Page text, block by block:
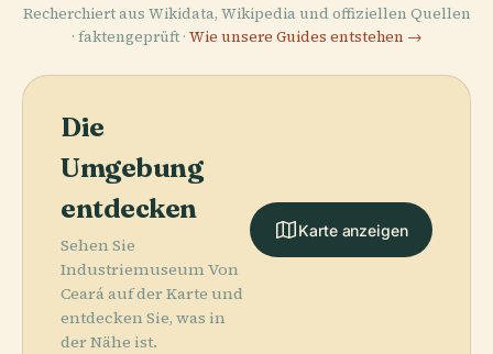
Recherchiert aus Wikidata, Wikipedia und offiziellen Quellen
· faktengeprüft · Wie unsere Guides entstehen →
Die
Umgebung
entdecken
Sehen Sie
Industriemuseum Von
Ceará auf der Karte und
entdecken Sie, was in
der Nähe ist.
Karte anzeigen